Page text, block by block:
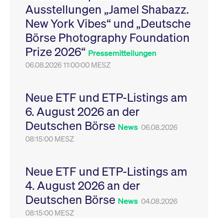
Ausstellungen „Jamel Shabazz.
New York Vibes“ und „Deutsche
Börse Photography Foundation
Prize 2026“ Pressemitteilungen
06.08.2026 11:00:00 MESZ
Neue ETF und ETP-Listings am
6. August 2026 an der
Deutschen Börse News 06.08.2026
08:15:00 MESZ
Neue ETF und ETP-Listings am
4. August 2026 an der
Deutschen Börse News 04.08.2026
08:15:00 MESZ
Leistung der Website
zu messen. Es handelt
sich um ein Muster-
Cookie, bei dem auf
das Präfix _pk_ses
eine kurze Reihe von
VISITOR_PRIVACY_METADATA
YouTube
.youtube.com
6
Monate
Dieses Cookie dient
Speicherung der
Einwilligungs- und
des Nutzers für ihre
Interaktion mit der
Sitzungen geehrt